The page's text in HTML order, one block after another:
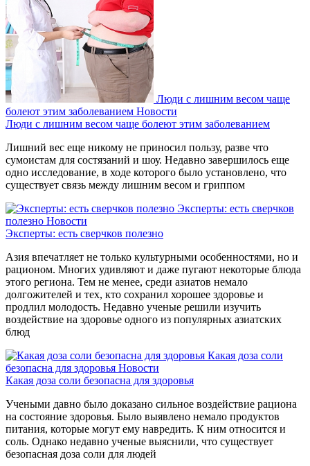
Люди с лишним весом чаще
болеют этим заболеванием Новости
Люди с лишним весом чаще болеют этим заболеванием
Лишний вес еще никому не приносил пользу, разве что
сумоистам для состязаний и шоу. Недавно завершилось еще
одно исследование, в ходе которого было установлено, что
существует связь между лишним весом и гриппом
Эксперты: есть сверчков
полезно Новости
Эксперты: есть сверчков полезно
Азия впечатляет не только культурными особенностями, но и
рационом. Многих удивляют и даже пугают некоторые блюда
этого региона. Тем не менее, среди азиатов немало
долгожителей и тех, кто сохранил хорошее здоровье и
продлил молодость. Недавно ученые решили изучить
воздействие на здоровье одного из популярных азиатских
блюд
Какая доза соли
безопасна для здоровья Новости
Какая доза соли безопасна для здоровья
Учеными давно было доказано сильное воздействие рациона
на состояние здоровья. Было выявлено немало продуктов
питания, которые могут ему навредить. К ним относится и
соль. Однако недавно ученые выяснили, что существует
безопасная доза соли для людей